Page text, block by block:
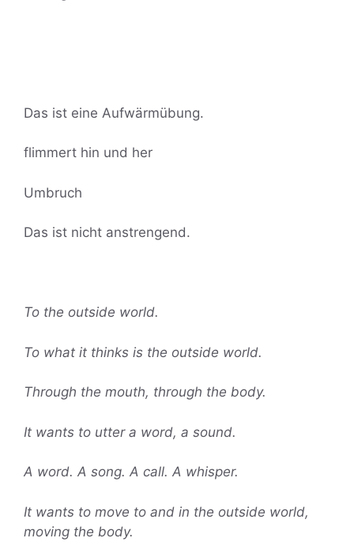
Das ist eine Aufwärmübung.
flimmert hin und her
Umbruch
Das ist nicht anstrengend.
To the outside world.
To what it thinks is the outside world.
Through the mouth, through the body.
It wants to utter a word, a sound.
A word. A song. A call. A whisper.
It wants to move to and in the outside world,
moving the body.